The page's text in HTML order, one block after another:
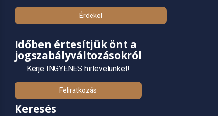
Érdekel
Időben értesítjük önt a
jogszabályváltozásokról
Kérje INGYENES hírlevelünket!
Feliratkozás
Keresés